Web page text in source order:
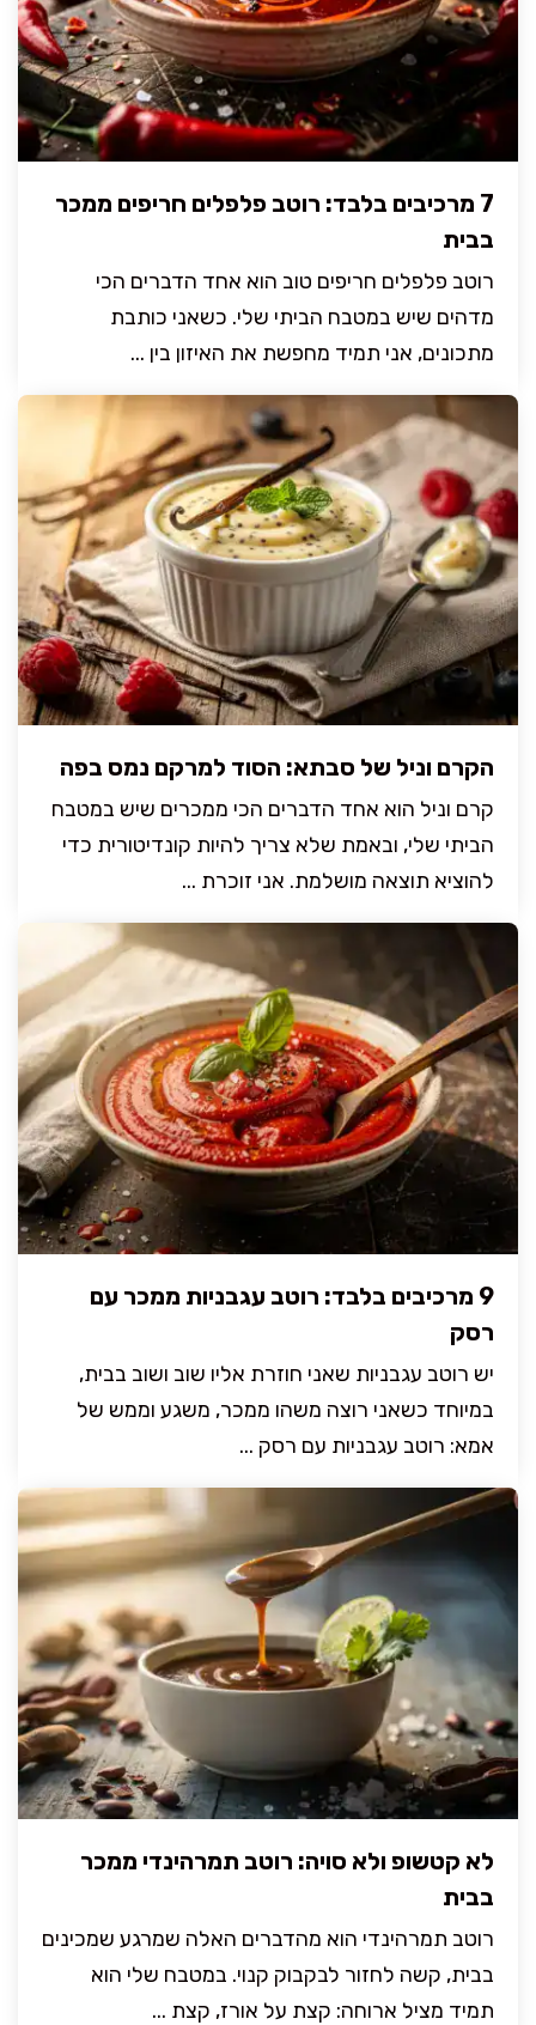
7 מרכיבים בלבד: רוטב פלפלים חריפים ממכר
בבית
רוטב פלפלים חריפים טוב הוא אחד הדברים הכי
מדהים שיש במטבח הביתי שלי. כשאני כותבת
מתכונים, אני תמיד מחפשת את האיזון בין ...
הקרם וניל של סבתא: הסוד למרקם נמס בפה
קרם וניל הוא אחד הדברים הכי ממכרים שיש במטבח
הביתי שלי, ובאמת שלא צריך להיות קונדיטורית כדי
להוציא תוצאה מושלמת. אני זוכרת ...
9 מרכיבים בלבד: רוטב עגבניות ממכר עם
רסק
יש רוטב עגבניות שאני חוזרת אליו שוב ושוב בבית,
במיוחד כשאני רוצה משהו ממכר, משגע וממש של
אמא: רוטב עגבניות עם רסק ...
לא קטשופ ולא סויה: רוטב תמרהינדי ממכר
בבית
רוטב תמרהינדי הוא מהדברים האלה שמרגע שמכינים
בבית, קשה לחזור לבקבוק קנוי. במטבח שלי הוא
תמיד מציל ארוחה: קצת על אורז, קצת ...